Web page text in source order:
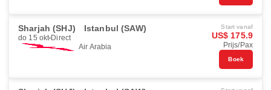
Sharjah (SHJ) Istanbul (SAW)
do 15 okt Direct
Air Arabia
Start vanaf
US$ 175.9
Prijs/Pax
Boek